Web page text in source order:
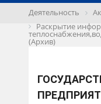
Деятельность
Раскрытие
(Архив)
Ивановской